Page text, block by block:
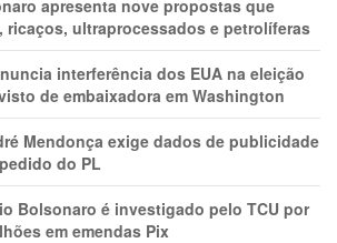
apresenta nove propostas que
ricaços, ultraprocessados e petrolíferas
interferência dos EUA na eleição
de embaixadora em Washington
Mendonça exige dados de publicidade
do PL
Bolsonaro é investigado pelo TCU por
em emendas Pix